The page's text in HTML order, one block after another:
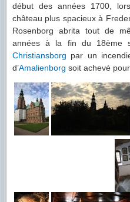
début des années 1700,
château plus spacieux à
Rosenborg abrita tout de
années à la fin du 18ème
Christiansborg par un
d’Amalienborg soit achevé